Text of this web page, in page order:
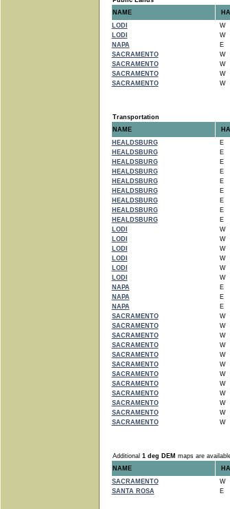
NAME
LODI
W
LODI
W
NAPA
E
SACRAMENTO
W
SACRAMENTO
W
SACRAMENTO
W
SACRAMENTO
W
Transportation
NAME
HEALDSBURG
E
HEALDSBURG
E
HEALDSBURG
E
HEALDSBURG
E
HEALDSBURG
E
HEALDSBURG
E
HEALDSBURG
E
HEALDSBURG
E
HEALDSBURG
E
LODI
W
LODI
W
LODI
W
LODI
W
LODI
W
LODI
W
NAPA
E
NAPA
E
NAPA
E
SACRAMENTO
W
SACRAMENTO
W
SACRAMENTO
W
SACRAMENTO
W
SACRAMENTO
W
SACRAMENTO
W
SACRAMENTO
W
SACRAMENTO
W
SACRAMENTO
W
SACRAMENTO
W
SACRAMENTO
W
SACRAMENTO
W
Additional 1 deg DEM maps are
NAME
SACRAMENTO
W
SANTA ROSA
E